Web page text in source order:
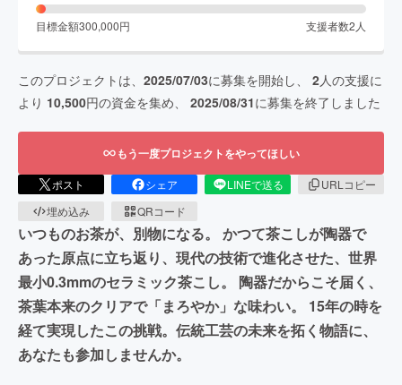
目標金額300,000円 支援者数2 人
このプロジェクトは、 2025/07/03に募集を開始し、 2人の支援に
より 10,500円の資金を集め、 2025/08/31に募集を終了しました
もう一度プロジェクトをやってほしい
ポスト シェア LINEで送る
URLコピー
埋め込み
QRコード
いつものお茶が、別物になる。 かつて茶こしが陶器で
あった原点に立ち返り、現代の技術で進化させた、世界
最小0.3mmのセラミック茶こし。 陶器だからこそ届く、
茶葉本来のクリアで「まろやか」な味わい。 15年の時を
経て実現したこの挑戦。伝統工芸の未来を拓く物語に、
あなたも参加しませんか。